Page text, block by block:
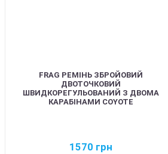
FRAG РЕМІНЬ ЗБРОЙОВИЙ
ДВОТОЧКОВИЙ
ШВИДКОРЕГУЛЬОВАНИЙ З ДВОМА
КАРАБІНАМИ COYOTE
1570 грн